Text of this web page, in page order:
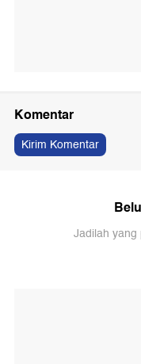
Komentar
Kirim Komentar
Jadilah